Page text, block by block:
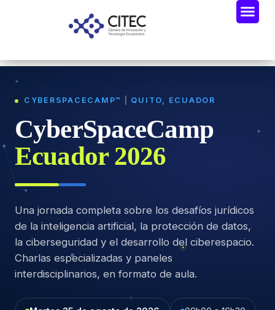
CYBERSPACECAMP™ QUITO, ECUADOR
CyberSpaceCamp
Ecuador 2026
Una jornada completa sobre los desafíos jurídicos
de la inteligencia artificial, la protección de datos,
la ciberseguridad y el desarrollo del ciberespacio.
Charlas especializadas y paneles
interdisciplinarios, en formato de aula.